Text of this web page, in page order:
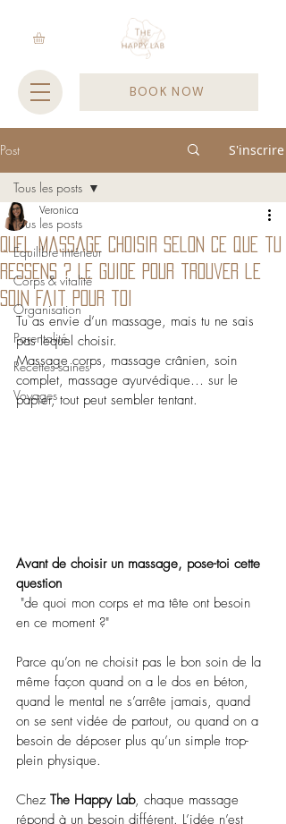
BOOK NOW
Post S'inscrire
Tous les posts
Equilibre intérieur
Corps & vitalité
Organisation
Parentalité
Recettes saines
Voyages
Tous les posts
Quel massage choisir selon ce que tu
ressens ? Le guide pour trouver le
soin fait pour toi
Veronica
Tu as envie d’un massage, mais tu ne sais
pas lequel choisir.
Massage corps, massage crânien, soin
complet, massage ayurvédique… sur le
papier, tout peut sembler tentant.
Avant de choisir un massage, pose-toi cette
question
"de quoi mon corps et ma tête ont besoin
en ce moment ?"
Parce qu’on ne choisit pas le bon soin de la
même façon quand on a le dos en béton,
quand le mental ne s’arrête jamais, quand
on se sent vidée de partout, ou quand on a
besoin de déposer plus qu’un simple trop-
plein physique.
Chez The Happy Lab, chaque massage
répond à un besoin différent. L’idée n’est